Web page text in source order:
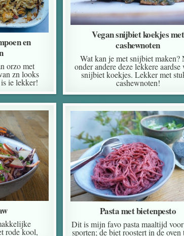
en
orzo met
zn looks
ie lekker!
Vegan snijbiet koekjes met
cashewnoten
Wat kan je met snijbiet maken?
onder andere deze lekkere aardse
snijbiet koekjes. Lekker met
cashewnoten!
rode kool,
Pasta met bietenpesto
Dit is mijn favo pasta maaltijd
sporten; de biet roostert in de oven